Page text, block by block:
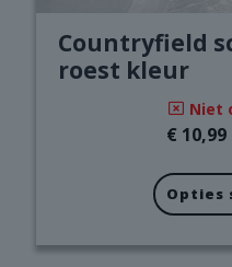
Countryfield
roest kleur
Niet
€ 10,99
Opties